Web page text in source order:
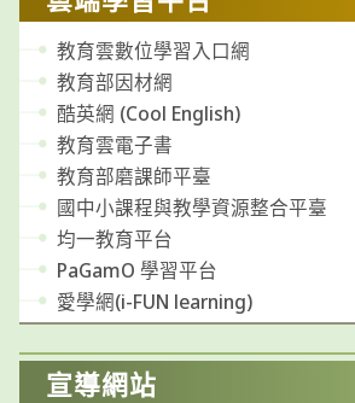
教育雲數位學習入口網
教育部因材網
酷英網 (Cool English)
教育雲電子書
教育部磨課師平臺
國中小課程與教學資源整合平臺
均一教育平台
PaGamO 學習平台
愛學網(i-FUN learning)
宣導網站